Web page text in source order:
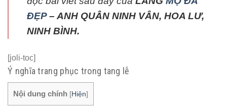
ĐẸP– ANH QUÂN NINH VÂN, HOA LƯ,
NINH BÌNH.
[joli-toc]
Ý nghĩa trang phục trong tang lễ
Nội dung chính [Hiện]